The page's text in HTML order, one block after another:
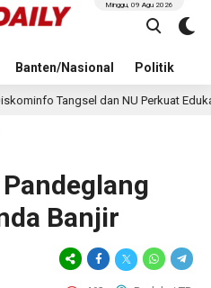
Banten/Nasional Politik
Minggu, 09 Agu 2026
dan NU Perkuat Edukasi Digital
Banjir